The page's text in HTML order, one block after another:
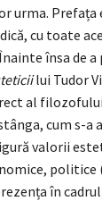
urma.
cu toate
însa de
lui Tudor
al
cum s-a
valorii
în